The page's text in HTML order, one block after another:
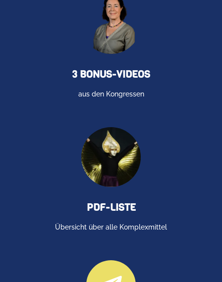
3 BONUS-VIDEOS
aus den Kongressen
PDF-LISTE
Übersicht über alle Komplexmittel